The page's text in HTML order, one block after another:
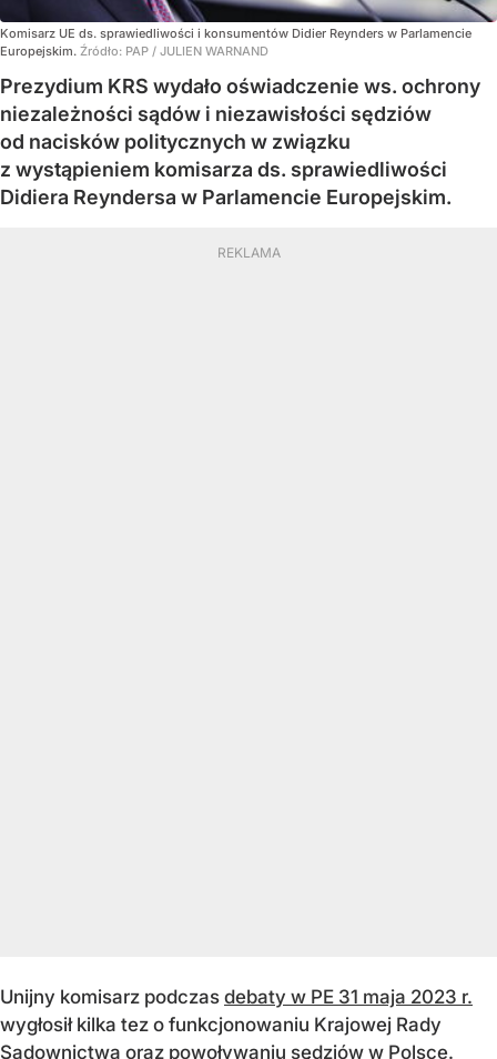
Komisarz UE ds. sprawiedliwości i konsumentów Didier Reynders w Parlamencie
Europejskim. Źródło: PAP / JULIEN WARNAND
Prezydium KRS wydało oświadczenie ws. ochrony
niezależności sądów i niezawisłości sędziów
od nacisków politycznych w związku
z wystąpieniem komisarza ds. sprawiedliwości
Didiera Reyndersa w Parlamencie Europejskim.
Unijny komisarz podczas debaty w PE 31 maja 2023 r.
wygłosił kilka tez o funkcjonowaniu Krajowej Rady
Sądownictwa oraz powoływaniu sędziów w Polsce.